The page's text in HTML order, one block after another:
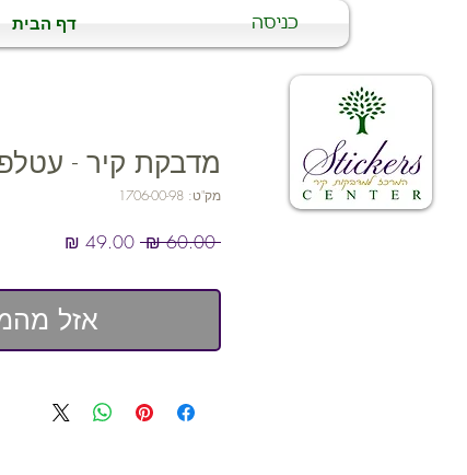
דף הבית כניסה
מדבקת קיר -
מק"ט: 1706-00-98
‏60.00 ‏₪
מחיר
אזל